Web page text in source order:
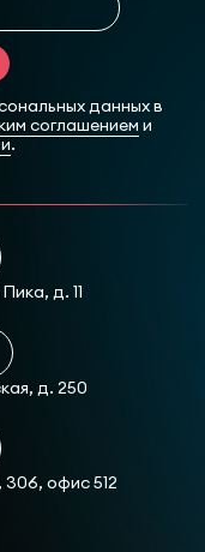
данных в
соглашением и
.
д. 11
д. 250
306, офис 512